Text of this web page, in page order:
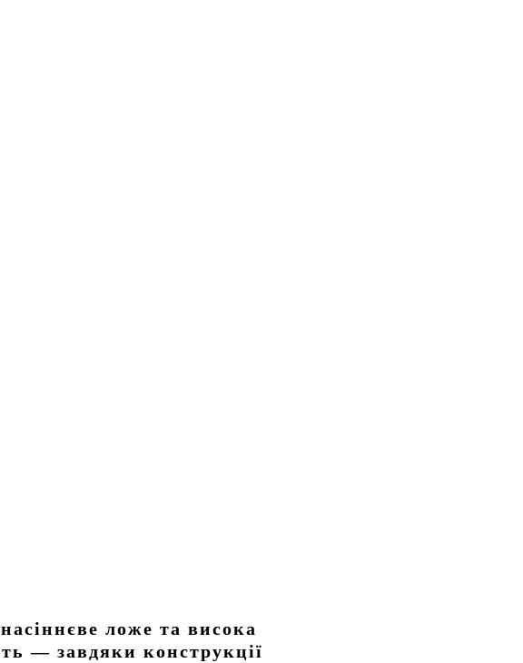
ложе та висока
— завдяки конструкції